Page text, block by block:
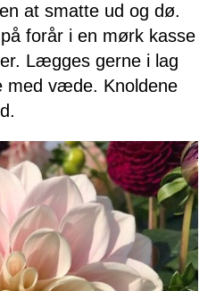
at smatte ud og dø.
forår i en mørk kasse
Lægges gerne i lag
med væde. Knoldene